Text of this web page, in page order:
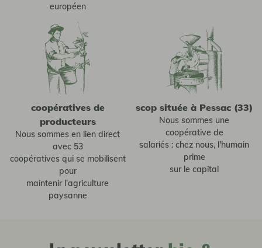
européen
coopératives de
producteurs
Nous sommes en lien direct
avec 53
coopératives qui se mobilisent
pour
maintenir l'agriculture
paysanne
scop située à Pessac (33)
Nous sommes une
coopérative de
salariés : chez nous, l'humain
prime
sur le capital